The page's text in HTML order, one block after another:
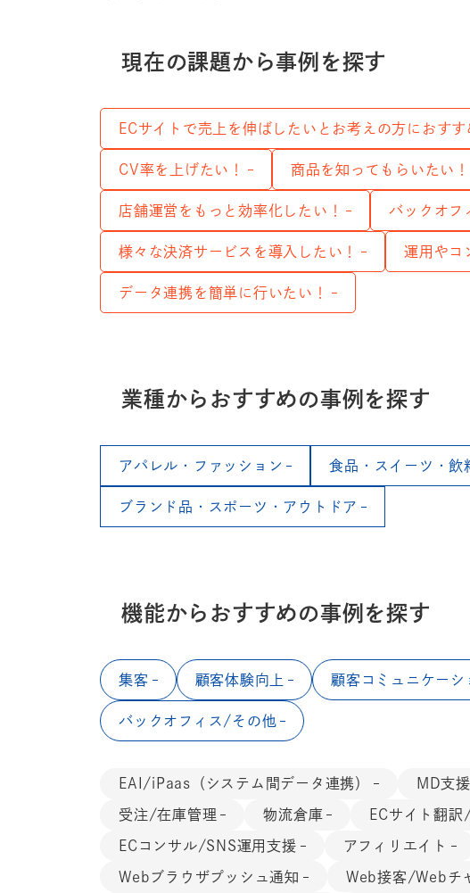
現在の課題から事例を探す
ECサイトで売上を伸ばしたいとお考えの方におすす
CV率を上げたい！ 商品を知ってもらいたい！
店舗運営をもっと効率化したい！ バックオフ
様々な決済サービスを導入したい！ 運用やコ
データ連携を簡単に行いたい！
業種から おすすめの事例を探す
アパレル・ファッション 食品・スイーツ・飲
ブランド品・スポーツ・アウトドア
機能から おすすめの事例を探す
集客 顧客体験向上 顧客コミュニケーシ
バックオフィス/その他
EAI/iPaas（システム間データ連携） MD支
受注/在庫管理 物流倉庫 ECサイト翻
ECコンサル/SNS運用支援 アフィリエイト
Webブラウザプッシュ通知 Web接客/Webチ